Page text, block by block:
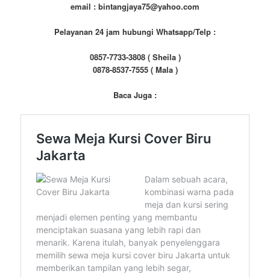
email : bintangjaya75@yahoo.com
Pelayanan 24 jam hubungi Whatsapp/Telp :
0857-7733-3808 ( Sheila )
0878-8537-7555 ( Mala )
Baca Juga :